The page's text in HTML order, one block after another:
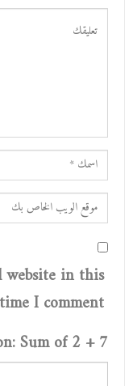
website in this
I comment.
Sum of 2 + 7 ?